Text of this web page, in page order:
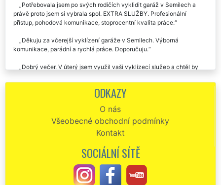
Potřebovala jsem po svých rodičích vyklidit garáž v Semilech a
právě proto jsem si vybrala spol. EXTRA SLUŽBY. Profesionální
přístup, pohodová komunikace, stoprocentní kvalita práce.
Děkuju za včerejší vyklízení garáže v Semilech. Výborná
komunikace, parádní a rychlá práce. Doporučuju.
Dobrý večer. V úterý jsem využil vaši vyklízecí služeb a chtěl by
velmi rád, že jste mi pomohli s vyklizením garáže v Semilech a
zároveň mi pomohli zlikvidovat veškerý odpad. Děkuji za vaši ochotu,
Děkuju za poskytnutou službu vyklizení naší garáže v Semilech.
Určitě vás doporučím každému, kdo bude potřebovat jakékoli
Vyklizení BYTU v SemilechVyklizení bytu Semily - Potřebujete
zajistit od spolehlivé firmy vyklízení bytů v Semilech? Jsme
profesionální vyklízecí společnost ze Semil, která vám toto vyklízení
mile ráda zajistí. Naše franchisová síť EXTRA STĚHOVÁNÍ a EXTRA
ODKAZY
O nás
Všeobecné obchodní podmínky
Kontakt
SOCIÁLNÍ SÍTĚ